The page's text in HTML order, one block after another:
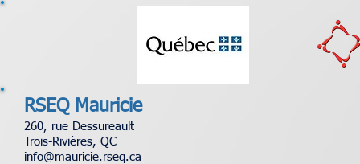
RSEQ Mauricie
260, rue Dessureault
Trois-Rivières, QC
info@mauricie.rseq.ca